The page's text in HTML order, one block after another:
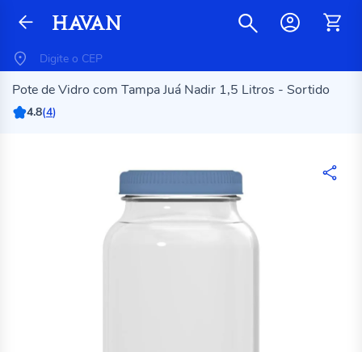
Pote de Vidro com Tampa Juá Nadir 1,5 Litros - Sortido
4.8(4)